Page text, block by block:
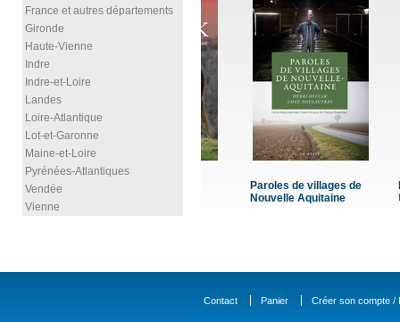
France et autres départements
Gironde
Haute-Vienne
Indre
Indre-et-Loire
Landes
Loire-Atlantique
Lot-et-Garonne
Maine-et-Loire
Pyrénées-Atlantiques
Vendée
Vienne
Paroles de villages de
Nouvelle Aquitaine
BALOUT
Contact Panier Créer son compte /